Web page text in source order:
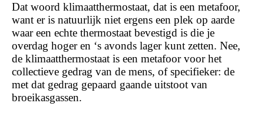
Dat woord klimaatthermostaat, dat is een metafoor,
want er is natuurlijk niet ergens een plek op aarde
waar een echte thermostaat bevestigd is die je
overdag hoger en ‘s avonds lager kunt zetten. Nee,
de klimaatthermostaat is een metafoor voor het
collectieve gedrag van de mens, of specifieker: de
met dat gedrag gepaard gaande uitstoot van
broeikasgassen.